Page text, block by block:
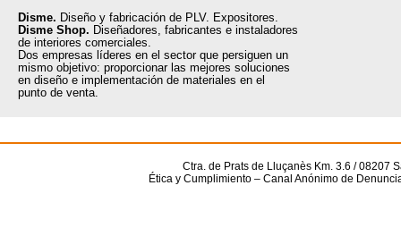
Disme. Diseño y fabricación de PLV. Expositores.
Disme Shop. Diseñadores, fabricantes e instaladores
de interiores comerciales.
Dos empresas líderes en el sector que persiguen un
mismo objetivo: proporcionar las mejores soluciones
en diseño e implementación de materiales en el
punto de venta.
Ctra. de Prats de Lluçanès Km. 3.6 /
Ética y Cumplimiento – Canal Anónimo de